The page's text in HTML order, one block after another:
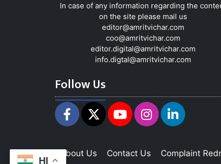
HI
In case of any information regarding the
on the site please mail us
editor@amritvichar.com
coo@amritvichar.com
editor.digital@amritvichar.com
info.digtal@amritvichar.com
Follow Us
About Us Contact Us Complaint